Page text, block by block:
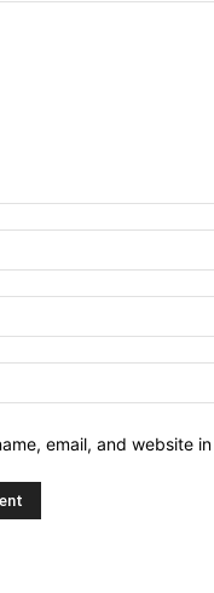
email, and website